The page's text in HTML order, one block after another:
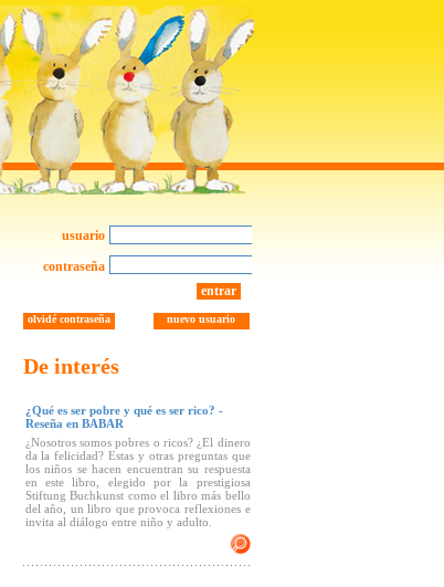
usuario
contraseña
entrar
nuevo usuario
olvidé contraseña
De interés
¿Qué es ser pobre y qué es ser rico? -
Reseña en BABAR
¿Nosotros somos pobres o ricos? ¿El dinero
da la felicidad? Estas y otras preguntas que
los niños se hacen encuentran su respuesta
en este libro, elegido por la prestigiosa
Stiftung Buchkunst como el libro más bello
del año, un libro que provoca reflexiones e
invita al diálogo entre niño y adulto.